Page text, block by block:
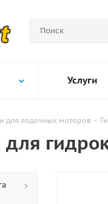
Услуги
для лодочных моторов -